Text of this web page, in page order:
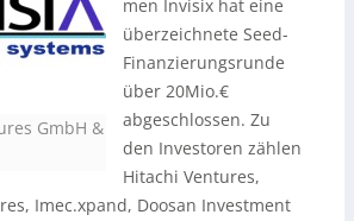
GmbH &
men Invisix hat eine
überzeichnete Seed-
Finanzierungsrunde
über 20Mio.€
abgeschlossen. Zu
den Investoren zählen
Hitachi Ventures,
Imec.xpand, Doosan Investment